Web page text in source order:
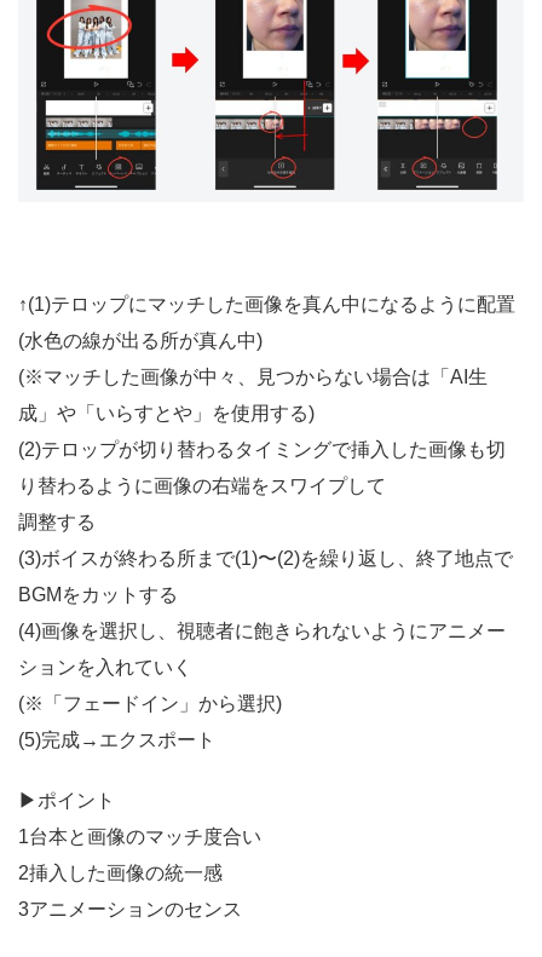
↑(1)テロップにマッチした画像を真ん中になるように配置
(水色の線が出る所が真ん中)
(※マッチした画像が中々、見つからない場合は「AI生
成」や「いらすとや」を使用する)
(2)テロップが切り替わるタイミングで挿入した画像も切
り替わるように画像の右端をスワイプして
調整する
(3)ボイスが終わる所まで(1)〜(2)を繰り返し、終了地点で
BGMをカットする
(4)画像を選択し、視聴者に飽きられないようにアニメー
ションを入れていく
(※「フェードイン」から選択)
(5)完成→エクスポート
▶︎ポイント
1台本と画像のマッチ度合い
2挿入した画像の統一感
3アニメーションのセンス